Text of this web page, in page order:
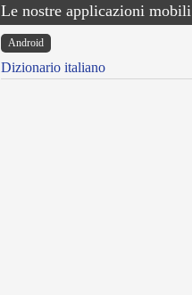
Le nostre applicazioni mobili
Android
Dizionario italiano